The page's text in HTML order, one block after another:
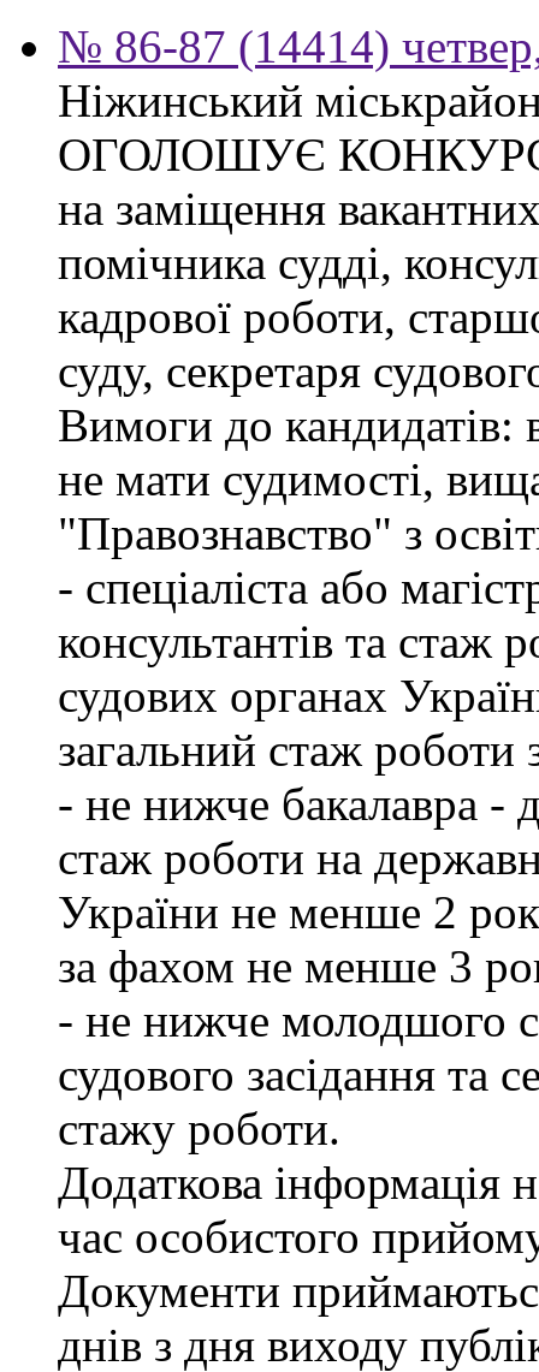
№ 86-87 (14414)
Ніжинський
ОГОЛОШУЄ
на заміщення
помічника судді,
кадрової роботи,
суду, секретаря
Вимоги до
не мати судимості,
"Правознавство" з
- спеціаліста або
консультантів та стаж
судових органах
загальний стаж
- не нижче бакалавра -
стаж роботи на
України не менше 2
за фахом не менше 3
- не нижче молодшого
судового засідання та
стажу роботи.
Додаткова інформація
час особистого
Документи
днів з дня виходу